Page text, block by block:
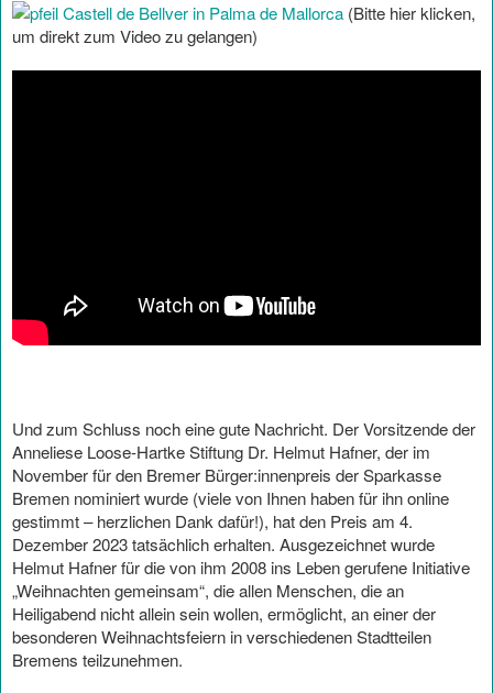
Castell de Bellver in Palma de Mallorca (Bitte hier klicken,
um direkt zum Video zu gelangen)
Und zum Schluss noch eine gute Nachricht. Der Vorsitzende der
Anneliese Loose-Hartke Stiftung Dr. Helmut Hafner, der im
November für den Bremer Bürger:innenpreis der Sparkasse
Bremen nominiert wurde (viele von Ihnen haben für ihn online
gestimmt – herzlichen Dank dafür!), hat den Preis am 4.
Dezember 2023 tatsächlich erhalten. Ausgezeichnet wurde
Helmut Hafner für die von ihm 2008 ins Leben gerufene Initiative
„Weihnachten gemeinsam“, die allen Menschen, die an
Heiligabend nicht allein sein wollen, ermöglicht, an einer der
besonderen Weihnachtsfeiern in verschiedenen Stadtteilen
Bremens teilzunehmen.